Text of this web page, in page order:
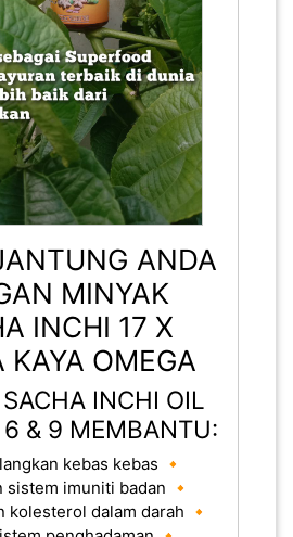
ANDA
MINYAK
INCHI 17 X
KAYA OMEGA
INCHI OIL
6 & 9 MEMBANTU:
kebas kebas 🔸
sistem imuniti badan 🔸
kolesterol dalam darah 🔸